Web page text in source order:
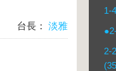
台長： 淡雅
1-
2-